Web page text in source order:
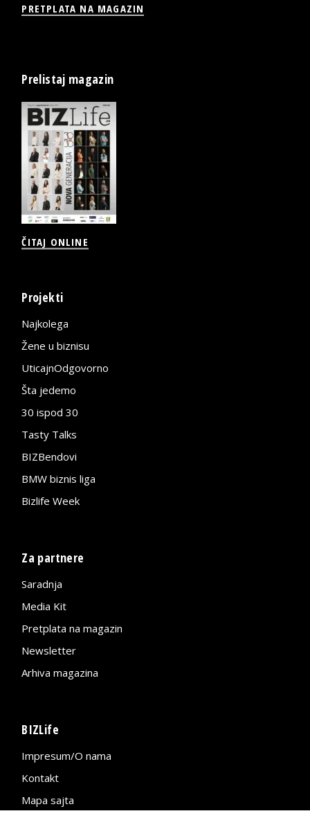
PRETPLATA NA MAGAZIN
Prelistaj magazin
ČITAJ ONLINE
Projekti
Najkolega
Žene u biznisu
UticajnOdgovorno
Šta jedemo
30 ispod 30
Tasty Talks
BIZBendovi
BMW biznis liga
Bizlife Week
Za partnere
Saradnja
Media Kit
Pretplata na magazin
Newsletter
Arhiva magazina
BIZLife
Impresum/O nama
Kontakt
Mapa sajta